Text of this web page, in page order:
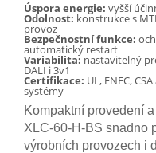
Úspora energie: vyšší
Odolnost: konstrukce s
provoz
Bezpečnostní funkce:
automatický restart
Variabilita: nastavitelný
DALI i 3v1
Certifikace: UL, ENEC,
systémy
Kompaktní provedení
XLC-60-H-BS snadno
výrobních provozech i